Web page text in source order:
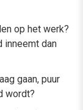
op het werk?
inneemt dan
gaan, puur
wordt?